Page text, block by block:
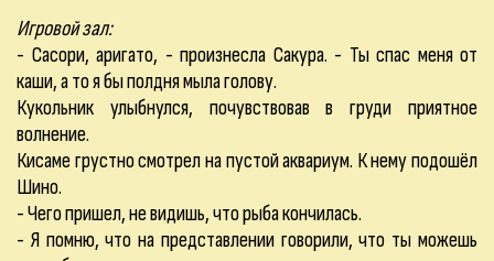
Игровой зал:
- Сасори, аригато, - произнесла Сакура. - Ты спас меня от
каши, а то я бы полдня мыла голову.
Кукольник улыбнулся, почувствовав в груди приятное
волнение.
Кисаме грустно смотрел на пустой аквариум. К нему подошёл
Шино.
- Чего пришел, не видишь, что рыба кончилась.
- Я помню, что на представлении говорили, что ты можешь